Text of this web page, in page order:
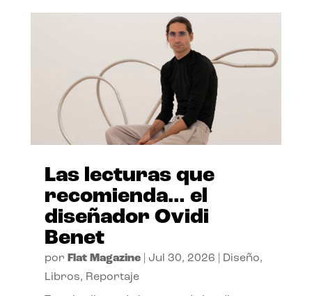
Las lecturas que
recomienda… el
diseñador Ovidi
Benet
por Flat Magazine| Jul 30, 2026 Diseño,
Libros, Reportaje